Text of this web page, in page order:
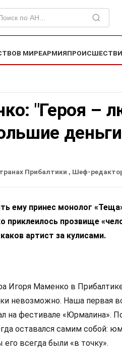
В МИРЕАРМИЯ
"Героя –
Прибалтики , Шеф-
ему принес монолог
приклеилось прозвище
артист за кулисами.
Игоря Маменко в
невозможно. Наша первая
на фестивале «Юрмалина».
оставался самим собой:
всегда были «в точку».